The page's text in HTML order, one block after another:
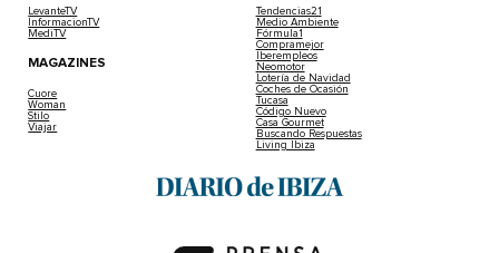
LevanteTV
InformacionTV
MediTV
MAGAZINES
Cuore
Woman
Stilo
Viajar
Tendencias21
Medio Ambiente
Fórmula1
Compramejor
Iberempleos
Neomotor
Lotería de Navidad
Coches de Ocasión
Tucasa
Código Nuevo
Casa Gourmet
Buscando Respuestas
Living Ibiza